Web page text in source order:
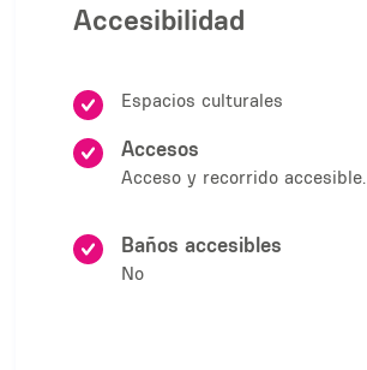
Accesibilidad
Espacios culturales
Accesos
Acceso y recorrido accesible.
Baños accesibles
No